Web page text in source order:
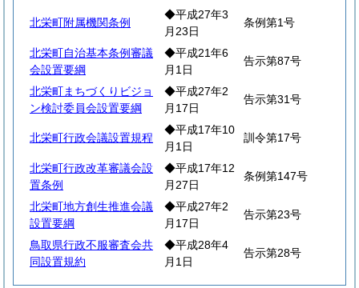
北栄町附属機関条例
◆平成27年3
月23日
条例第1号
北栄町自治基本条例審議
会設置要綱
◆平成21年6
月1日
告示第87号
北栄町まちづくりビジョ
ン検討委員会設置要綱
◆平成27年2
月17日
告示第31号
北栄町行政会議設置規程
◆平成17年10
月1日
訓令第17号
北栄町行政改革審議会設
置条例
◆平成17年12
月27日
条例第147号
北栄町地方創生推進会議
設置要綱
◆平成27年2
月17日
告示第23号
鳥取県行政不服審査会共
同設置規約
◆平成28年4
月1日
告示第28号